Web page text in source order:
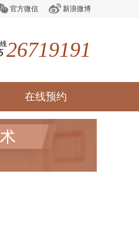
官方微信 新浪微博
26719191
在线预约